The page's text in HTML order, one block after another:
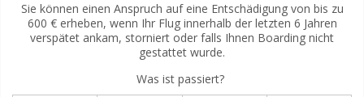
Ja Nein
Sie können einen Anspruch auf eine Entschädigung von bis zu
600 € erheben, wenn Ihr Flug innerhalb der letzten 6 Jahren
verspätet ankam, storniert oder falls Ihnen Boarding nicht
gestattet wurde.
Was ist passiert?